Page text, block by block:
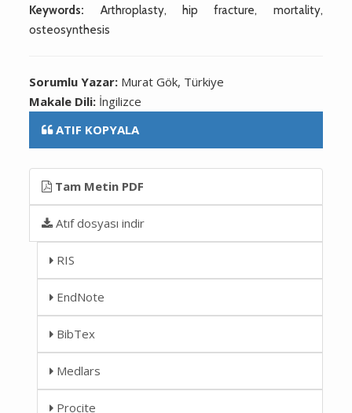
Keywords: Arthroplasty, hip fracture, mortality,
osteosynthesis
Sorumlu Yazar: Murat Gök, Türkiye
Makale Dili: İngilizce
ATIF KOPYALA
Tam Metin PDF
Atıf dosyası indir
RIS
EndNote
BibTex
Medlars
Procite